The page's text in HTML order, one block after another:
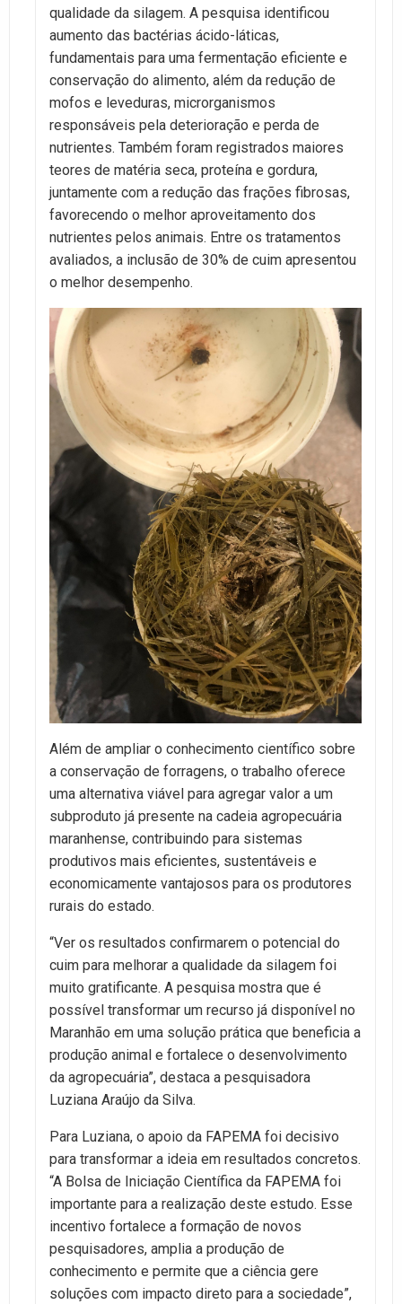
qualidade da silagem. A pesquisa identificou
aumento das bactérias ácido-láticas,
fundamentais para uma fermentação eficiente e
conservação do alimento, além da redução de
mofos e leveduras, microrganismos
responsáveis pela deterioração e perda de
nutrientes. Também foram registrados maiores
teores de matéria seca, proteína e gordura,
juntamente com a redução das frações fibrosas,
favorecendo o melhor aproveitamento dos
nutrientes pelos animais. Entre os tratamentos
avaliados, a inclusão de 30% de cuim apresentou
o melhor desempenho.
Além de ampliar o conhecimento científico sobre
a conservação de forragens, o trabalho oferece
uma alternativa viável para agregar valor a um
subproduto já presente na cadeia agropecuária
maranhense, contribuindo para sistemas
produtivos mais eficientes, sustentáveis e
economicamente vantajosos para os produtores
rurais do estado.
“Ver os resultados confirmarem o potencial do
cuim para melhorar a qualidade da silagem foi
muito gratificante. A pesquisa mostra que é
possível transformar um recurso já disponível no
Maranhão em uma solução prática que beneficia a
produção animal e fortalece o desenvolvimento
da agropecuária”, destaca a pesquisadora
Luziana Araújo da Silva.
Para Luziana, o apoio da FAPEMA foi decisivo
para transformar a ideia em resultados concretos.
“A Bolsa de Iniciação Científica da FAPEMA foi
importante para a realização deste estudo. Esse
incentivo fortalece a formação de novos
pesquisadores, amplia a produção de
conhecimento e permite que a ciência gere
soluções com impacto direto para a sociedade”,